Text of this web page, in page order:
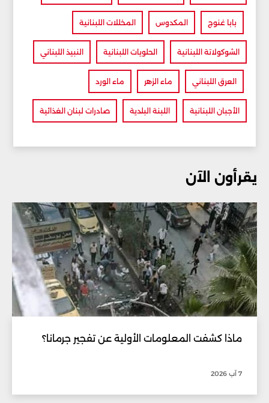
بابا غنوج المكدوس المخللات اللبنانية
الشوكولاتة اللبنانية الحلويات اللبنانية النبيذ اللبناني
العرق اللبناني ماء الزهر ماء الورد
الأجبان اللبنانية اللبنة البلدية صادرات لبنان الغذائية
يقرأون الآن
ماذا كشفت المعلومات الأولية عن تفجير جرمانا؟
7 آب 2026